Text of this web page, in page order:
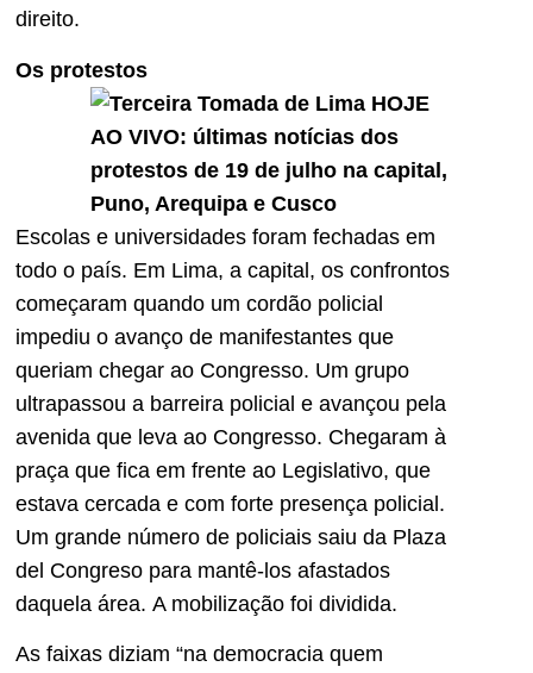
direito.
Os protestos
Escolas e universidades foram fechadas em
todo o país. Em Lima, a capital, os confrontos
começaram quando um cordão policial
impediu o avanço de manifestantes que
queriam chegar ao Congresso. Um grupo
ultrapassou a barreira policial e avançou pela
avenida que leva ao Congresso. Chegaram à
praça que fica em frente ao Legislativo, que
estava cercada e com forte presença policial.
Um grande número de policiais saiu da Plaza
del Congreso para mantê-los afastados
daquela área. A mobilização foi dividida.
As faixas diziam “na democracia quem